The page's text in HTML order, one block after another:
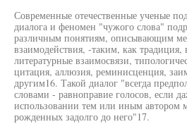
Современные отечественные ученые
диалога и феномен "чужого слова"
различным понятиям, описывающим
взаимодействия, -таким, как традиция,
литературные взаимосвязи,
цитация, аллюзия, реминисценция,
другим16. Такой диалог "всегда
словами - равноправие голосов, если
использовании тем или иным автором
рожденных задолго до него"17.